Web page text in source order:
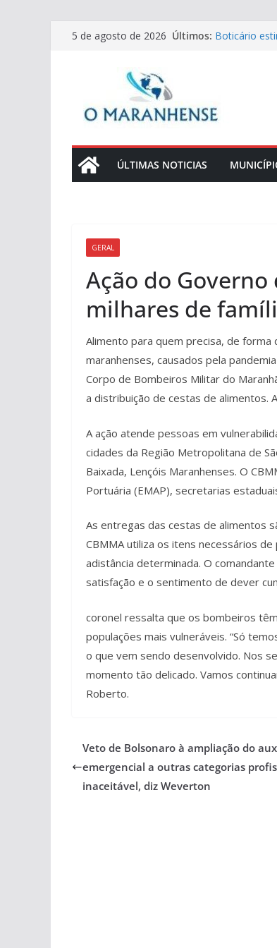
Pular5 de agosto de 2026 Últimos: Boticário
Bentes Corrêa
TJMA realiza
Xixi fora do
adaptações
ÚLTIMAS NOTICIAS
GERAL
Ação do
milhares de
Alimento para quem precisa, de forma
maranhenses, causados pela
Corpo de Bombeiros Militar do
a distribuição de cestas de alimentos.
A ação atende pessoas em
cidades da Região Metropolitana de
Baixada, Lençóis Maranhenses. O
Portuária (EMAP), secretarias
As entregas das cestas de alimentos
CBMMA utiliza os itens necessários
adistância determinada. O
satisfação e o sentimento de dever
coronel ressalta que os bombeiros
populações mais vulneráveis. “Só
o que vem sendo desenvolvido. Nos
momento tão delicado. Vamos
Roberto.
Veto de Bolsonaro à ampliação do
emergencial a outras categorias
inaceitável, diz Weverton